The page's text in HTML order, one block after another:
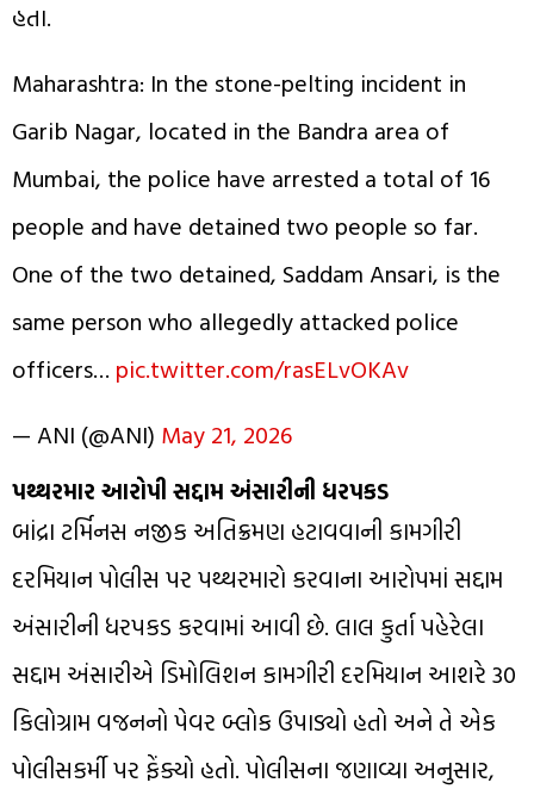
હતા.
Maharashtra: In the stone-pelting incident in
Garib Nagar, located in the Bandra area of ​​
Mumbai, the police have arrested a total of 16
people and have detained two people so far.
One of the two detained, Saddam Ansari, is the
same person who allegedly attacked police
officers… pic.twitter.com/rasELvOKAv
— ANI (@ANI) May 21, 2026
પથ્થરમાર આરોપી સદ્દામ અંસારીની ધરપકડ
બાંદ્રા ટર્મિનસ નજીક અતિક્રમણ હટાવવાની કામગીરી
દરમિયાન પોલીસ પર પથ્થરમારો કરવાના આરોપમાં સદ્દામ
અંસારીની ધરપકડ કરવામાં આવી છે. લાલ કુર્તા પહેરેલા
સદ્દામ અંસારીએ ડિમોલિશન કામગીરી દરમિયાન આશરે 30
કિલોગ્રામ વજનનો પેવર બ્લોક ઉપાડ્યો હતો અને તે એક
પોલીસકર્મી પર ફેંક્યો હતો. પોલીસના જણાવ્યા અનુસાર,